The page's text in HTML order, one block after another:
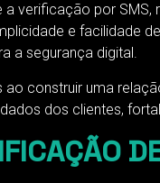
verificação por
e facilidade
a segurança digital.
construir uma
dos clientes,